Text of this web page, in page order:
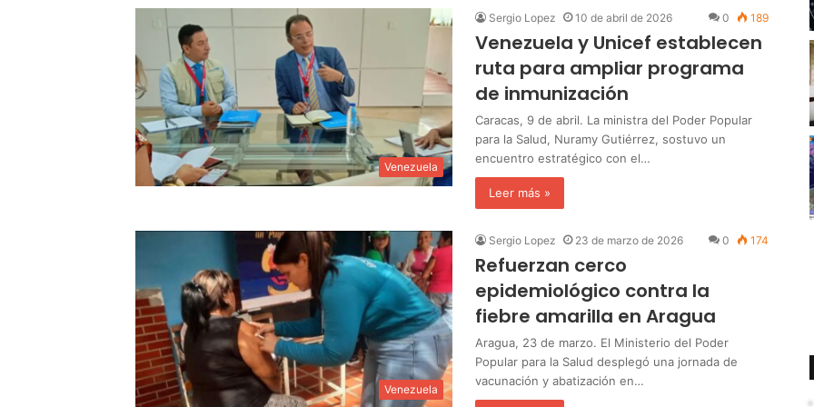
Venezuela
Sergio Lopez 10 de abril de 2026 0 189
Venezuela y Unicef establecen
ruta para ampliar programa
de inmunización
Caracas, 9 de abril. La ministra del Poder Popular
para la Salud, Nuramy Gutiérrez, sostuvo un
encuentro estratégico con el…
Leer más »
Venezuela
Sergio Lopez 23 de marzo de 2026 0 174
Refuerzan cerco
epidemiológico contra la
fiebre amarilla en Aragua
Aragua, 23 de marzo. El Ministerio del Poder
Popular para la Salud desplegó una jornada de
vacunación y abatización en…